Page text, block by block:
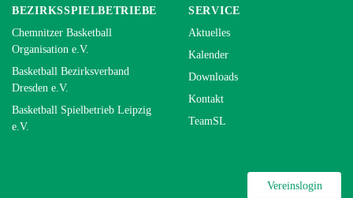
BEZIRKSSPIELBETRIEBE
Chemnitzer Basketball
Organisation e.V.
Basketball Bezirksverband
Dresden e.V.
Basketball Spielbetrieb Leipzig
e.V.
SERVICE
Aktuelles
Kalender
Downloads
Kontakt
TeamSL
Vereinslogin